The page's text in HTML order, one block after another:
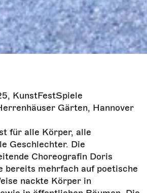
KunstFestSpiele
Gärten, Hannover
für alle Körper, alle
Geschlechter. Die
Choreografin Doris
bereits mehrfach auf poetische
nackte Körper in